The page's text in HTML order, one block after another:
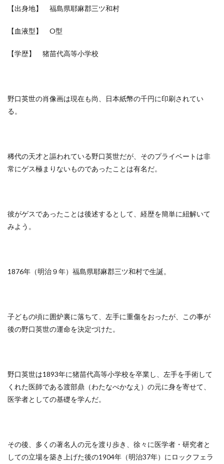
【出身地】 福島県耶麻郡三ツ和村
【血液型】 O型
【学歴】 猪苗代高等小学校
野口英世の肖像画は現在も尚、日本紙幣の千円に印刷されてい
る。
稀代の天才と謳われている野口英世だが、そのプライベートは非
常にゲス極まりないものであったことは有名だ。
彼がゲスであったことは後述するとして、経歴を簡単に紐解いて
みよう。
1876年（明治９年）福島県耶麻郡三ツ和村で生誕。
子どもの頃に囲炉裏に落ちて、左手に重傷をおったが、この事が
後の野口英世の運命を決定づけた。
野口英世は1893年に猪苗代高等小学校を卒業し、左手を手術して
くれた医師である渡部鼎（わたなべかなえ）の元に身を寄せて、
医学者としての基礎を学んだ。
その後、多くの著名人の元を渡り歩き、徐々に医学者・研究者と
しての立場を築き上げた後の1904年（明治37年）にロックフェラ